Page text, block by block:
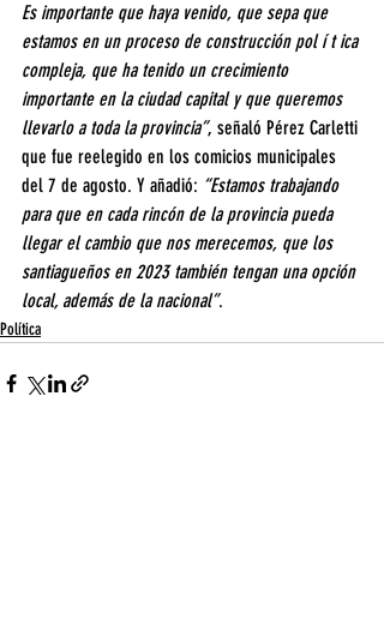
Es importante que haya venido, que sepa que
estamos en un proceso de construcción pol í t ica
compleja, que ha tenido un crecimiento
importante en la ciudad capital y que queremos
llevarlo a toda la provincia”, señaló Pérez Carletti
que fue reelegido en los comicios municipales
del 7 de agosto. Y añadió: “Estamos trabajando
para que en cada rincón de la provincia pueda
llegar el cambio que nos merecemos, que los
santiagueños en 2023 también tengan una opción
local, además de la nacional”.
Política